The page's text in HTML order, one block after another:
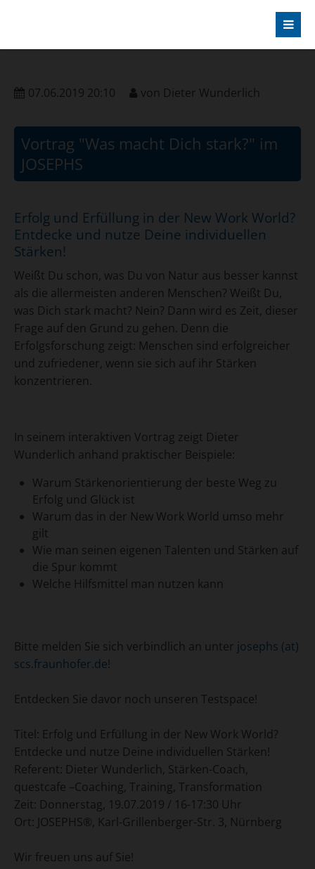
07.06.2019 20:10 von Dieter Wunderlich
Vortrag "Was macht Dich stark?" im
JOSEPHS
Erfolg und Erfüllung in der New Work World?
Entdecke und nutze Deine individuellen
Stärken!
Weißt Du schon, was Du von Natur aus besser kannst
als die allermeisten anderen Menschen? Weißt Du,
was Dich stark macht? Nein? Dann wird es Zeit, dieser
Frage auf den Grund zu gehen. Denn die
Erfolgsforschung zeigt: Menschen sind erfolgreicher
und zufriedener, wenn sie sich auf ihr Stärken
konzentrieren.
In seinem interaktiven Vortrag zeigt Dieter
Wunderlich anhand praktischer Beispiele:
Warum Stärkenorientierung der beste Weg zu
Erfolg und Glück ist
Warum das in der New Work World umso mehr
gilt
Wie man seinen eigenen Talenten und Stärken auf
die Spur kommt
Welche Hilfsmittel man nutzen kann
Bitte melden Sie sich verbindlich an unter josephs (at)
scs.fraunhofer.de!
Entdecken Sie davor noch unseren Testspace!
Titel: Erfolg und Erfüllung in der New Work World?
Entdecke und nutze Deine individuellen Stärken!
Referent: Dieter Wunderlich, Stärken-Coach,
questcafe –Coaching, Training, Transformation
Zeit: Donnerstag, 19.07.2019 / 16-17:30 Uhr
Ort: JOSEPHS®, Karl-Grillenberger-Str. 3, Nürnberg
Wir freuen uns auf Sie!